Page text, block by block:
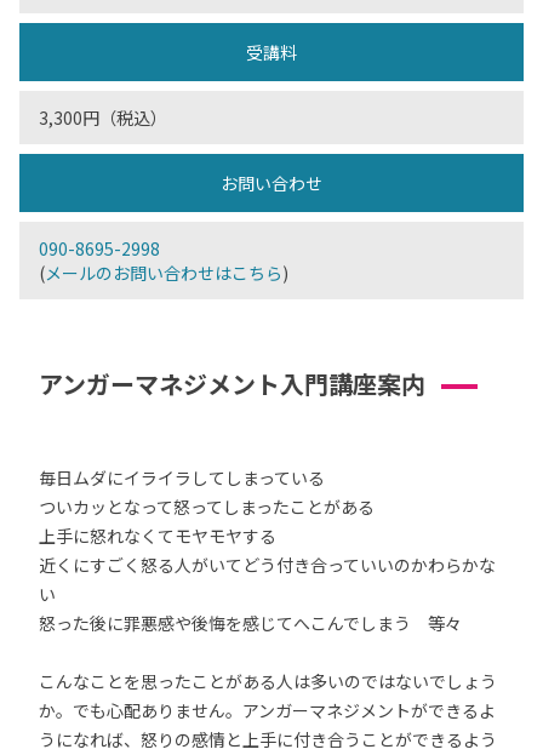
受講料
3,300円（税込）
お問い合わせ
090-8695-2998
(メールのお問い合わせはこちら)
アンガーマネジメント入門講座案内
毎日ムダにイライラしてしまっている
ついカッとなって怒ってしまったことがある
上手に怒れなくてモヤモヤする
近くにすごく怒る人がいてどう付き合っていいのかわらかな
い
怒った後に罪悪感や後悔を感じてへこんでしまう 等々
こんなことを思ったことがある人は多いのではないでしょう
か。でも心配ありません。アンガーマネジメントができるよ
うになれば、怒りの感情と上手に付き合うことができるよう